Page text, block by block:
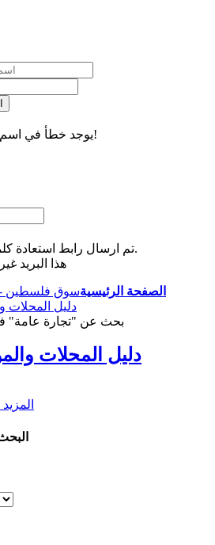
يوجد خطأ في اسم المستخدم أو كلمة المرور!
تم ارسال رابط استعادة كلمة المرور الى بريدك بنجاح.
هذا البريد
الصفحة الرئيسية
دليل المحلات
بحث عن "تجارة عامة"
دليل المحلات